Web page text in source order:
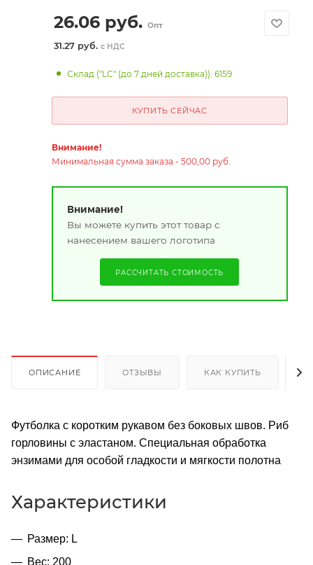
26.06руб. Опт
31.27 руб. с НДС
Склад ("LC" (до 7 дней доставка)): 6159
КУПИТЬ СЕЙЧАС
Внимание!
Минимальная сумма заказа - 500,00 руб.
Внимание!
Вы можете купить этот товар с
нанесением вашего логотипа
РАССЧИТАТЬ СТОИМОСТЬ
ОПИСАНИЕ ОТЗЫВЫ КАК КУПИТЬ
Футболка с коротким рукавом без боковых швов. Риб
горловины с эластаном. Специальная обработка
энзимами для особой гладкости и мягкости полотна
Характеристики
Размер: L
Вес: 200